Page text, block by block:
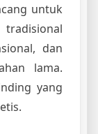
untuk
tradisional
dan
lama.
yang